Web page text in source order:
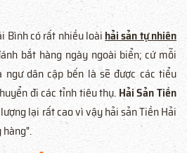
Bình có rất nhiều loàihải sản tự nhiên
bắt hàng ngày ngoài biển; cứ mỗi
ngư dân cập bến là sẽ được các tiểu
đi các tỉnh tiêu thụ. Hải Sản Tiền
lại rất cao vì vậy hải sản Tiền Hải